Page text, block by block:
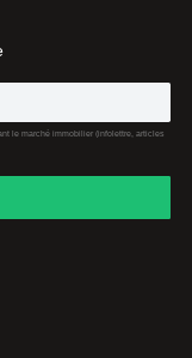
le marché immobilier (infolettre, articles